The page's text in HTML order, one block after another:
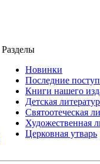
Разделы
Новинки
Последние
Книги нашего
Детская
Святоотеческая
Художественная
Церковная утварь